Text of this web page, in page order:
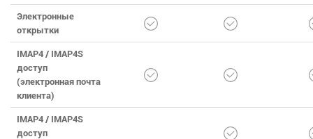
Электронные
открытки
IMAP4 / IMAP4S
доступ
(электронная почта
клиента)
IMAP4 / IMAP4S
доступ